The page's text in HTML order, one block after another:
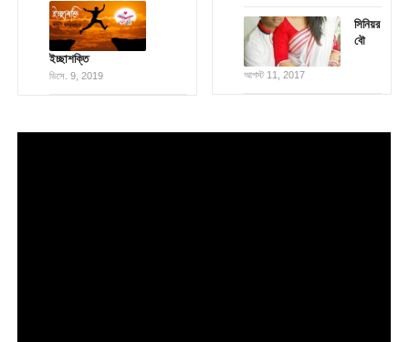
ইচ্ছাশক্তি
ডিসে. 9, 2019
সিনিয়র
বৌ
আগস্ট 11, 2017